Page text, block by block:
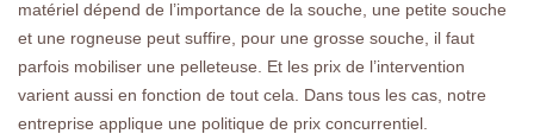
matériel dépend de l’importance de la souche, une petite souche
et une rogneuse peut suffire, pour une grosse souche, il faut
parfois mobiliser une pelleteuse. Et les prix de l’intervention
varient aussi en fonction de tout cela. Dans tous les cas, notre
entreprise applique une politique de prix concurrentiel.